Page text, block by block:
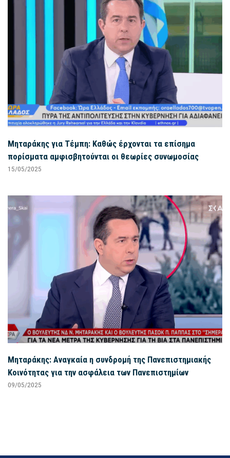
Μηταράκης για Τέμπη: Καθώς έρχονται τα επίσημα
πορίσματα αμφισβητούνται οι θεωρίες συνωμοσίας
15/05/2025
Μηταράκης: Αναγκαία η συνδρομή της Πανεπιστημιακής
Κοινότητας για την ασφάλεια των Πανεπιστημίων
09/05/2025